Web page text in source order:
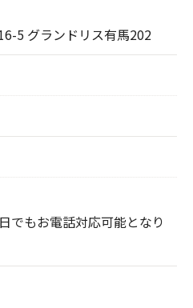
5 グランドリス有馬202
でもお電話対応可能となり